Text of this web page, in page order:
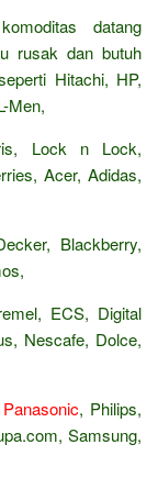
datang
rusak dan butuh
Hitachi, HP,
Men,
Lock n Lock,
Acer, Adidas,
Blackberry,
ECS, Digital
Nescafe, Dolce,
Panasonic, Philips,
Samsung,